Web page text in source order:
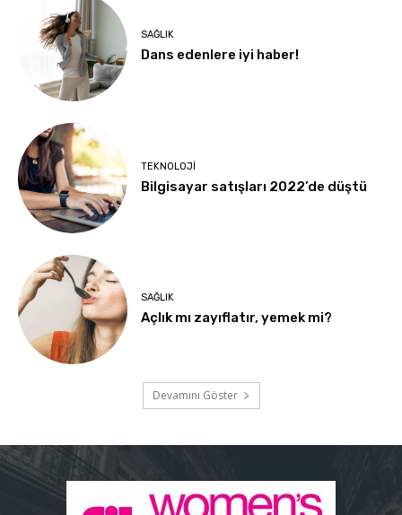
SAĞLIK
Dans edenlere iyi haber!
TEKNOLOJI
Bilgisayar satışları 2022’de düştü
SAĞLIK
Açlık mı zayıflatır, yemek mi?
Devamını Göster